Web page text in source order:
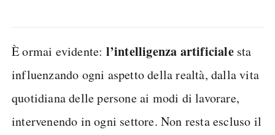
È ormai evidente: l’intelligenza artificialesta
influenzando ogni aspetto della realtà, dalla vita
quotidiana delle persone ai modi di lavorare,
intervenendo in ogni settore. Non resta escluso il